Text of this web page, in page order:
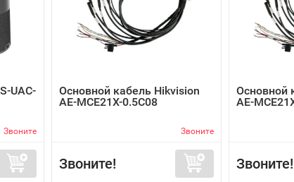
UAC-
Звоните
Основной кабель Hikvision
AE-MCE21X-0.5C08
Звоните
Звоните!
Основной
AE-
Звоните!